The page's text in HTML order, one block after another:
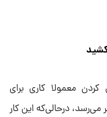
معمولا کاری برای
می‌رسد، درحالی‌که این کار